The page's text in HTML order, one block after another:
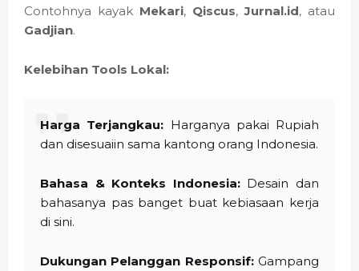
Contohnya kayak Mekari, Qiscus,Jurnal.id, atau
Gadjian.
Kelebihan Tools Lokal:
Harga Terjangkau: Harganya pakai Rupiah
dan disesuaiin sama kantong orang Indonesia.
Bahasa & Konteks Indonesia:Desain dan
bahasanya pas banget buat kebiasaan kerja
di sini.
Dukungan Pelanggan Responsif:Gampang